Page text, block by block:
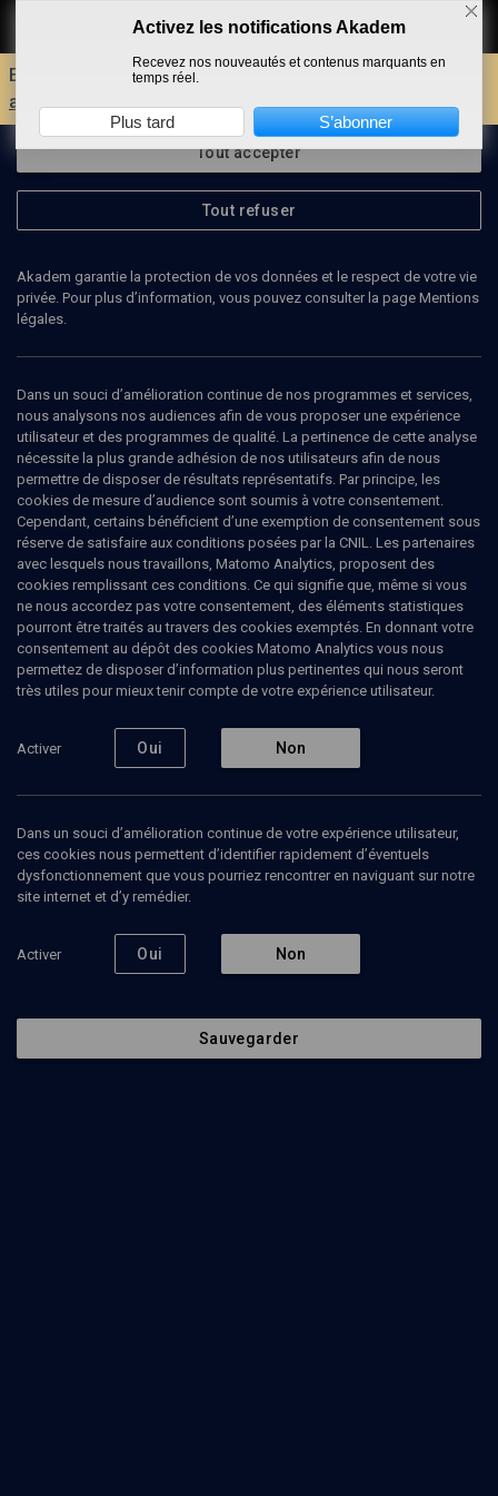
Faire un don
Envie d'encore plus d'AKADEM ?
Découvrez les
avantages d'un compte !
chercheuse (CNRS-ENS, Paris)
Anne-Marie Thiesse, née en 1955, est une chercheuse en études
littéraires et historienne française spécialiste de l'histoire culturelle
de l'Europe contemporaine. Elle s'intéresse au rapport entre
littérature et politique aux xviiie-xxie siècles1. Elle est directrice de
recherches au CNRS au sein de l'équipe Transferts culturels du
laboratoire Pays germaniques de Paris depuis 2008. En 2020, elle
reçoit la médaille d'argent du CNRS
Ajouter Partager J’aime
Tous 1 Bibliographie
Bibliographie 1
La création des identités nationales
Tout accepter
Tout refuser
Akadem garantie la protection de vos données et le respect de votre vie
privée. Pour plus d’information, vous pouvez consulter la page Mentions
légales.
Dans un souci d’amélioration continue de nos programmes et services,
nous analysons nos audiences afin de vous proposer une expérience
utilisateur et des programmes de qualité. La pertinence de cette analyse
nécessite la plus grande adhésion de nos utilisateurs afin de nous
permettre de disposer de résultats représentatifs. Par principe, les
cookies de mesure d’audience sont soumis à votre consentement.
Cependant, certains bénéficient d’une exemption de consentement sous
réserve de satisfaire aux conditions posées par la CNIL. Les partenaires
avec lesquels nous travaillons, Matomo Analytics, proposent des
cookies remplissant ces conditions. Ce qui signifie que, même si vous
ne nous accordez pas votre consentement, des éléments statistiques
pourront être traités au travers des cookies exemptés. En donnant votre
consentement au dépôt des cookies Matomo Analytics vous nous
permettez de disposer d’information plus pertinentes qui nous seront
très utiles pour mieux tenir compte de votre expérience utilisateur.
Activer Oui Non
Dans un souci d’amélioration continue de votre expérience utilisateur,
ces cookies nous permettent d’identifier rapidement d’éventuels
dysfonctionnement que vous pourriez rencontrer en naviguant sur notre
site internet et d’y remédier.
Activer Oui Non
Sauvegarder
Activez les notifications Akadem
Recevez nos nouveautés et contenus marquants en
temps réel.
Plus tard S’abonner